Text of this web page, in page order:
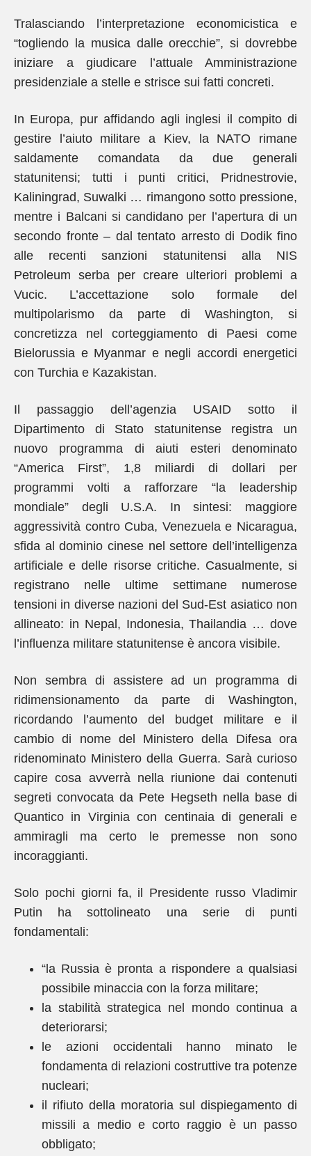
Tralasciando l’interpretazione economicistica e
“togliendo la musica dalle orecchie”, si dovrebbe
iniziare a giudicare l’attuale Amministrazione
presidenziale a stelle e strisce sui fatti concreti.
In Europa, pur affidando agli inglesi il compito di
gestire l’aiuto militare a Kiev, la NATO rimane
saldamente comandata da due generali
statunitensi; tutti i punti critici, Pridnestrovie,
Kaliningrad, Suwalki … rimangono sotto pressione,
mentre i Balcani si candidano per l’apertura di un
secondo fronte – dal tentato arresto di Dodik fino
alle recenti sanzioni statunitensi alla NIS
Petroleum serba per creare ulteriori problemi a
Vucic. L’accettazione solo formale del
multipolarismo da parte di Washington, si
concretizza nel corteggiamento di Paesi come
Bielorussia e Myanmar e negli accordi energetici
con Turchia e Kazakistan.
Il passaggio dell’agenzia USAID sotto il
Dipartimento di Stato statunitense registra un
nuovo programma di aiuti esteri denominato
“America First”, 1,8 miliardi di dollari per
programmi volti a rafforzare “la leadership
mondiale” degli U.S.A. In sintesi: maggiore
aggressività contro Cuba, Venezuela e Nicaragua,
sfida al dominio cinese nel settore dell’intelligenza
artificiale e delle risorse critiche. Casualmente, si
registrano nelle ultime settimane numerose
tensioni in diverse nazioni del Sud-Est asiatico non
allineato: in Nepal, Indonesia, Thailandia … dove
l’influenza militare statunitense è ancora visibile.
Non sembra di assistere ad un programma di
ridimensionamento da parte di Washington,
ricordando l’aumento del budget militare e il
cambio di nome del Ministero della Difesa ora
ridenominato Ministero della Guerra. Sarà curioso
capire cosa avverrà nella riunione dai contenuti
segreti convocata da Pete Hegseth nella base di
Quantico in Virginia con centinaia di generali e
ammiragli ma certo le premesse non sono
incoraggianti.
Solo pochi giorni fa, il Presidente russo Vladimir
Putin ha sottolineato una serie di punti
fondamentali:
“la Russia è pronta a rispondere a qualsiasi
possibile minaccia con la forza militare;
la stabilità strategica nel mondo continua a
deteriorarsi;
le azioni occidentali hanno minato le
fondamenta di relazioni costruttive tra potenze
nucleari;
il rifiuto della moratoria sul dispiegamento di
missili a medio e corto raggio è un passo
obbligato;